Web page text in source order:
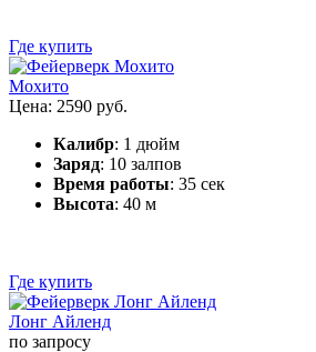
Где купить
Мохито
Цена: 2590 руб.
Калибр: 1 дюйм
Заряд: 10 залпов
Время работы: 35 сек
Высота: 40 м
Где купить
Лонг Айленд
по запросу